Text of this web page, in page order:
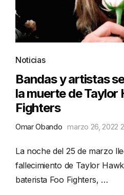
Noticias
Bandas y artistas
la muerte de Taylor
Fighters
Omar Obando marzo 26, 2022
La noche del 25 de marzo
fallecimiento de Taylor
baterista Foo Fighters, …